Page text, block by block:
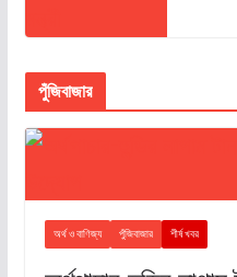
পুঁজিবাজার
অর্থ ও বাণিজ্য পুঁজিবাজার শীর্ষ খবর